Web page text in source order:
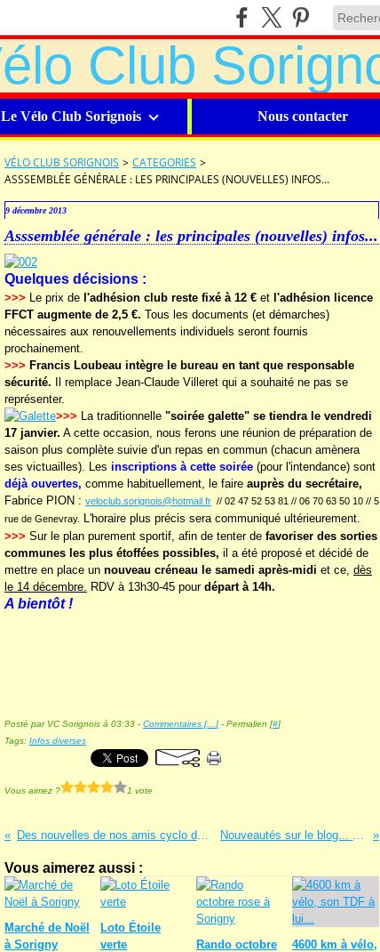
Le Vélo Club Sorignois Nous contacter
VÉLO CLUB SORIGNOIS > CATEGORIES >
ASSSEMBLÉE GÉNÉRALE : LES PRINCIPALES (NOUVELLES) INFOS...
9 décembre 2013
Asssemblée générale : les principales (nouvelles) infos...
Quelques décisions :
>>> Le prix de l'adhésion club reste fixé à 12 € et l'adhésion licence
FFCT augmente de 2,5 €. Tous les documents (et démarches)
nécessaires aux renouvellements individuels seront fournis
prochainement.
>>> Francis Loubeau intègre le bureau en tant que responsable
sécurité. Il remplace Jean-Claude Villeret qui a souhaité ne pas se
représenter.
>>> La traditionnelle "soirée galette" se tiendra le vendredi
17 janvier. A cette occasion, nous ferons une réunion de préparation de
saison plus complète suivie d'un repas en commun (chacun amènera
ses victuailles). Les inscriptions à cette soirée (pour l'intendance) sont
déjà ouvertes, comme habituellement, le faire auprès du secrétaire,
Fabrice PION : veloclub.sorignois@hotmail.fr // 02 47 52 53 81 // 06 70 63 50 10 // 5
rue de Genevray.
L'horaire plus précis sera communiqué ultérieurement.
>>> Sur le plan purement sportif, afin de tenter de favoriser des sorties
communes les plus étoffées possibles, il a été proposé et décidé de
mettre en place un nouveau créneau le samedi après-midi et ce, dès
le 14 décembre. RDV à 13h30-45 pour départ à 14h.
A bientôt !
Posté par VC Sorignois à 03:33 - Commentaires [… ] - Permalien [#]
Tags: Infos diverses
Vous aimez ? 1 vote
Des nouvelles de nos amis cyclo de Descartes... Nouveautés sur le blog... Relooking...
Vous aimerez aussi :
Marché de Noël
à Sorigny
Loto Étoile
verte
Rando octobre
4600 km à vélo,